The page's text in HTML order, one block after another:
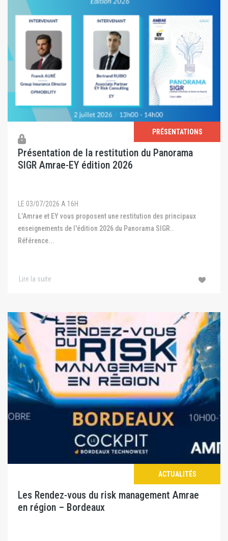
PRÉSENTATIONS
Présentation de la restitution du Panorama
SIGR Amrae-EY édition 2026
LE 03/07/2026 A 16H
L’Amrae et EY vous proposent une restitution des principaux
enseignements de l'édition 2026 du Panorama SIGR..
Référence...
Lire la suite
ACTUALITÉS
Les Rendez-vous du risk management Amrae
en région – Bordeaux